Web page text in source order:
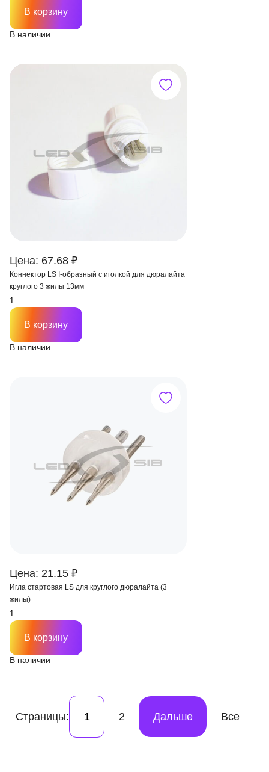
В наличии
В корзину
Цена: 67.68 ₽
Коннектор LS I-образный с иголкой для дюралайта
круглого 3 жилы 13мм
В наличии
В корзину
Цена: 21.15 ₽
Игла стартовая LS для круглого дюралайта (3
жилы)
В наличии
В корзину
Страницы: 1 2 Дальше Все